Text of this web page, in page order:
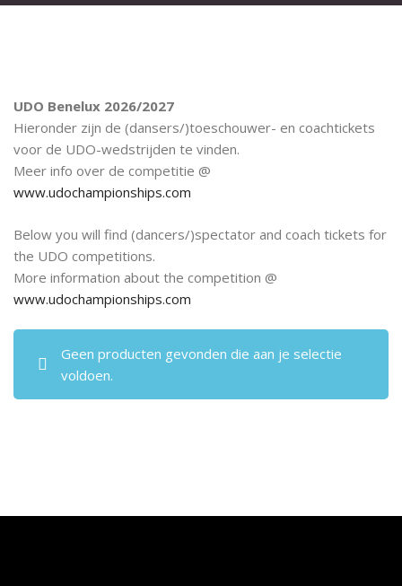
UDO Benelux 2026/2027
Hieronder zijn de (dansers/)toeschouwer- en coachtickets
voor de UDO-wedstrijden te vinden.
Meer info over de competitie @
www.udochampionships.com
Below you will find (dancers/)spectator and coach tickets for
the UDO competitions.
More information about the competition @
www.udochampionships.com
Geen producten gevonden die aan je selectie
voldoen.